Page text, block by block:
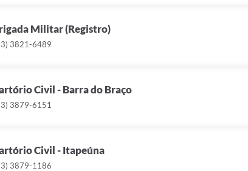
Militar (Registro)
3821-6489
Civil - Barra do Braço
3879-6151
Civil - Itapeúna
3879-1186